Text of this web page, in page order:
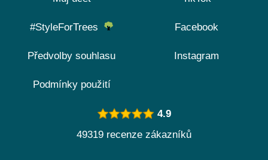
#StyleForTrees
Předvolby souhlasu
Podmínky použití
Facebook
Instagram
4.9
49319 recenze zákazníků